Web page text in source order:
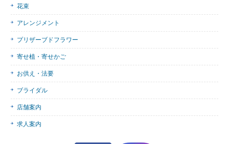
花束
アレンジメント
プリザーブドフラワー
寄せ植・寄せかご
お供え・法要
ブライダル
店舗案内
求人案内